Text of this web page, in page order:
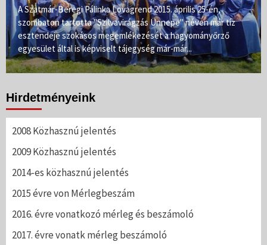
A Szatmár-Beregi Pálinka Lovagrend 2015. április 25-én,
szombaton tartotta "Szilvavirágzás Ünnepe" néven már tíz
esztendeje szokásos megemlékezését a hagyományőrző
egyesület által is képviselt tájegység már-már...
Hirdetményeink
2008 Közhasznú jelentés
2009 Közhasznú jelentés
2014-es közhasznú jelentés
2015 évre von Mérlegbeszám
2016. évre vonatkozó mérleg és beszámoló
2017. évre vonatk mérleg beszámoló